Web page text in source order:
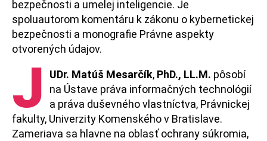
bezpečnosti a umelej inteligencie. Je
spoluautorom komentáru k zákonu o kybernetickej
bezpečnosti a monografie Právne aspekty
otvorených údajov.
J UDr. Matúš Mesarčík, PhD., LL.M. pôsobí
na Ústave práva informačných technológií
a práva duševného vlastníctva, Právnickej
fakulty, Univerzity Komenského v Bratislave.
Zameriava sa hlavne na oblasť ochrany súkromia,